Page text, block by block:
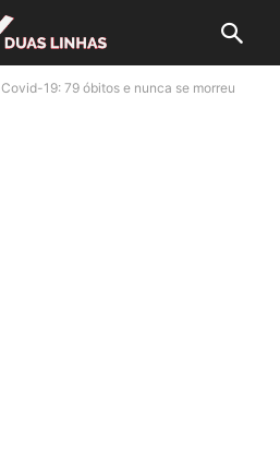
Covid-19: 79 óbitos e nunca se morreu